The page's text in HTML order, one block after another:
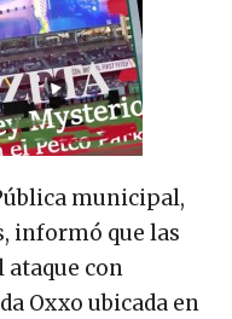
municipal,
informó que las
ataque con
Oxxo ubicada en